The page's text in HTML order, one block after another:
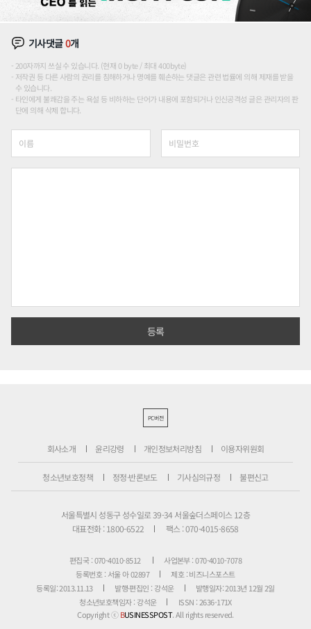
기사댓글0개
200자까지 쓰실 수 있습니다. (현재 0 byte / 최대 400byte)
저작권 등 다른 사람의 권리를 침해하거나 명예를 훼손하는 댓글은 관련 법률에 의해 제재를 받을
수 있습니다.
타인에게 불쾌감을 주는 욕설 등 비하하는 단어가 내용에 포함되거나 인신공격성 글은 관리자의 판
단에 의해 삭제 합니다.
PC버전
회사소개 윤리강령 개인정보처리방침 이용자위원회
청소년보호정책 정정·반론보도 기사심의규정 불편신고
서울특별시 성동구 성수일로 39-34 서울숲더스페이스 12층
대표전화 : 1800-6522
팩스 : 070-4015-8658
편집국 : 070-4010-8512
사업본부 : 070-4010-7078
등록번호 : 서울 아 02897
제호 : 비즈니스포스트
등록일: 2013.11.13
발행·편집인 : 강석운
발행일자: 2013년 12월 2일
청소년보호책임자 : 강석운
ISSN : 2636-171X
Copyright ⓒBUSINESSPOST. All rights reserved.